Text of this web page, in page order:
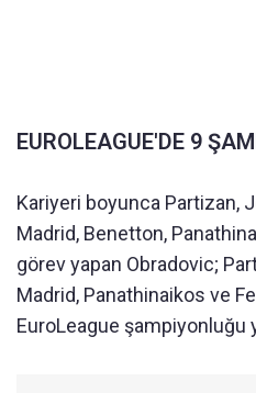
EUROLEAGUE'DE 9
Kariyeri boyunca Partizan,
Madrid, Benetton,
görev yapan Obradovic;
Madrid, Panathinaikos ve
EuroLeague şampiyonluğu